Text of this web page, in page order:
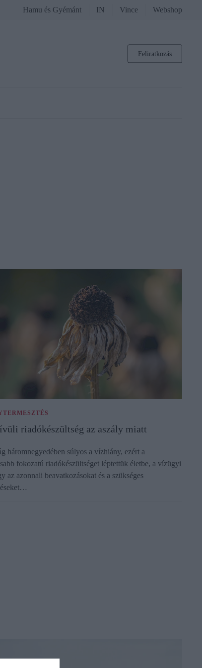
Hamu és Gyémánt IN Vince Webshop
Feliratkozás
riadókészültség az aszály miatt
háromnegyedében súlyos a vízhiány, ezért a
fokozatú riadókészültséget léptettük életbe, a vízügyi
az azonnali beavatkozásokat és a szükséges